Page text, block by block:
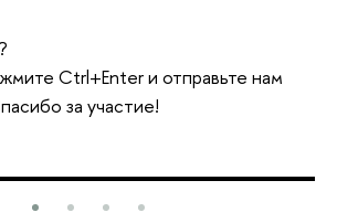
Ctrl+Enter и отправьте нам
за участие!